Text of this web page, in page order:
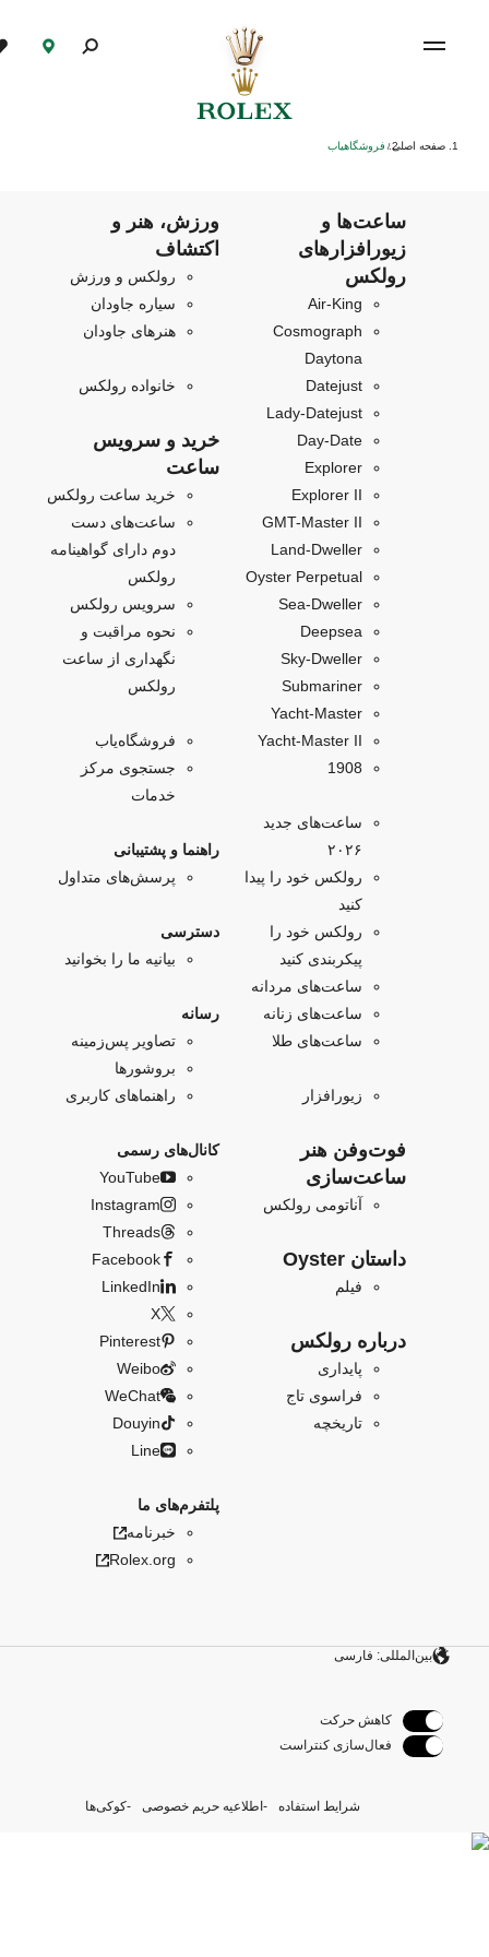
صفحه اصلی/ فروشگاهیاب
ساعت‌ها و
زیورافزارهای
رولکس
Air‑King
Cosmograph
Daytona
Datejust
Lady-Datejust
Day-Date
Explorer
Explorer II
GMT-Master II
Land-Dweller
Oyster Perpetual
Sea-Dweller
Deepsea
Sky‑Dweller
Submariner
Yacht‑Master
Yacht-Master II
1908
ساعت‌های جدید
۲۰۲۶
رولکس خود را پیدا
کنید
رولکس خود را
پیکربندی کنید
ساعت‌های مردانه
ساعت‌های زنانه
ساعت‌های طلا
زیورافزار
فو‌‌ت‌وفن هنر
ساعت‌سازی
آناتومی رولکس
داستان Oyster
فیلم
درباره رولکس
پایداری
فراسوی تاج
تاریخچه
ورزش، هنر و
اکتشاف
رولکس و ورزش
سیاره جاودان
هنرهای جاودان
خانواده رولکس
خرید و سرویس
ساعت
خرید ساعت رولکس
ساعت‌های دست
دوم دارای گواهینامه
رولکس
سرویس رولکس
نحوه مراقبت و
نگهداری از ساعت
رولکس
فروشگاه‌یاب
جستجوی مرکز
خدمات
راهنما و پشتیبانی
پرسش‌های متداول
دسترسی
بیانیه ما را بخوانید
رسانه
تصاویر پس‌زمینه
بروشورها
راهنماهای کاربری
کانال‌های رسمی
YouTube
Instagram
Threads
Facebook
LinkedIn
X
Pinterest
Weibo
WeChat
Douyin
Line
پلتفرم‌های ما
خبرنامه
Rolex.org
بین‌المللی: فارسی
کاهش حرکت
فعال‌سازی کنتراست
شرایط استفاده اطلاعیه حریم خصوصی کوکی‌ها